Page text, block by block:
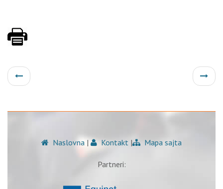
Naslovna | Kontakt | Mapa sajta
Partneri: